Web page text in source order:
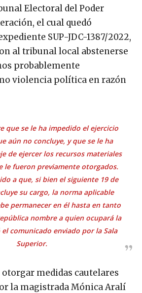
Electoral del Poder
el cual quedó
SUP-JDC-1387/2022,
al tribunal local abstenerse
probablemente
violencia política en razón
que se le ha impedido el ejercicio
aún no concluye, y que se le ha
de ejercer los recursos materiales
le fueron previamente otorgados.
a que, si bien el siguiente 19 de
su cargo, la norma aplicable
permanecer en él hasta en tanto
nombre a quien ocupará la
comunicado enviado por la Sala
Superior.
medidas cautelares
la magistrada Mónica Aralí